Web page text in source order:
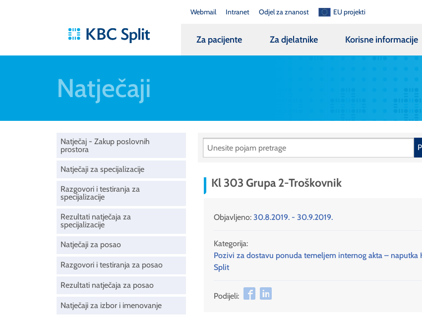
Webmail Intranet Odjel za znanost EU projekti
Za pacijente Za djelatnike Korisne informacije
Natječaji
Natječaj - Zakup poslovnih
prostora
Natječaji za specijalizacije
Razgovori i testiranja za
specijalizacije
Rezultati natječaja za
specijalizacije
Natječaji za posao
Razgovori i testiranja za posao
Rezultati natječaja za posao
Natječaji za izbor i imenovanje
Kl 303 Grupa 2-Troškovnik
Objavljeno: 30.8.2019. - 30.9.2019.
Kategorija:
Pozivi za dostavu ponuda temeljem internog akta – naputka
Split
Podijeli: